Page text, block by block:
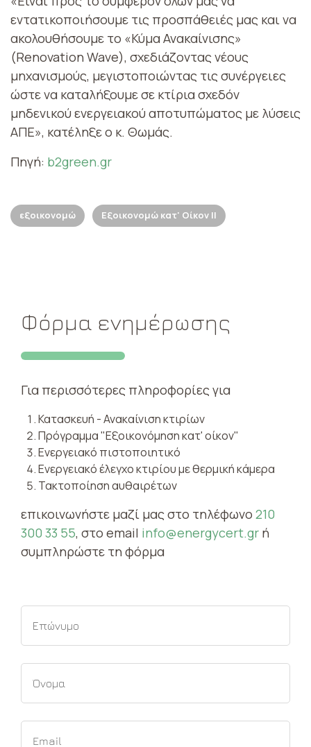
εντατικοποιήσουμε τις προσπάθειές μας και να
ακολουθήσουμε το «Κύμα Ανακαίνισης»
(Renovation Wave), σχεδιάζοντας νέους
μηχανισμούς, μεγιστοποιώντας τις συνέργειες
ώστε να καταλήξουμε σε κτίρια σχεδόν
μηδενικού ενεργειακού αποτυπώματος με λύσεις
ΑΠΕ», κατέληξε ο κ. Θωμάς.
Πηγή: b2green.gr
εξοικονομώ Εξοικονομώ κατ' Οίκον ΙΙ
Φόρμα ενημέρωσης
Για περισσότερες πληροφορίες για
Κατασκευή - Ανακαίνιση κτιρίων
Πρόγραμμα "Εξοικονόμηση κατ' οίκον"
Ενεργειακό πιστοποιητικό
Ενεργειακό έλεγχο κτιρίου με θερμική κάμερα
Τακτοποίηση αυθαιρέτων
επικοινωνήστε μαζί μας στο τηλέφωνο 210
300 33 55, στο email info@energycert.gr ή
συμπληρώστε τη φόρμα